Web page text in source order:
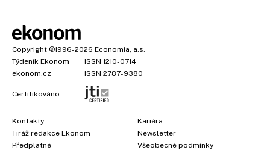
Copyright ©1996-2026 Economia, a.s.
Týdeník Ekonom
ISSN 1210-0714
ekonom.cz
ISSN 2787-9380
Certifikováno:
Kontakty
Tiráž redakce Ekonom
Předplatné
Kariéra
Newsletter
Všeobecné podmínky